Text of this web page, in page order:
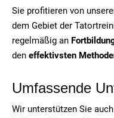
Sie profitieren von
dem Gebiet der
regelmäßig an
den effektivsten
Umfassende
Wir unterstützen Sie